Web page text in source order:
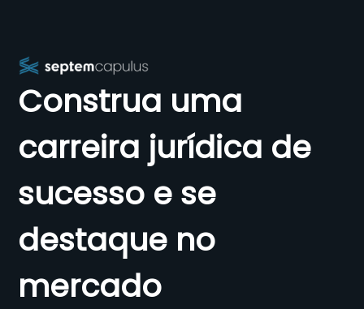
Construa uma
carreira jurídica de
sucesso e se
destaque no
mercado